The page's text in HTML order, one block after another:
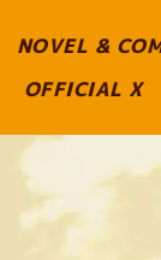
NOVEL &
OFFICIAL X